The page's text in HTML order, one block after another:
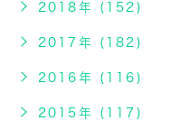
2018年 (152)
2017年 (182)
2016年 (116)
2015年 (117)